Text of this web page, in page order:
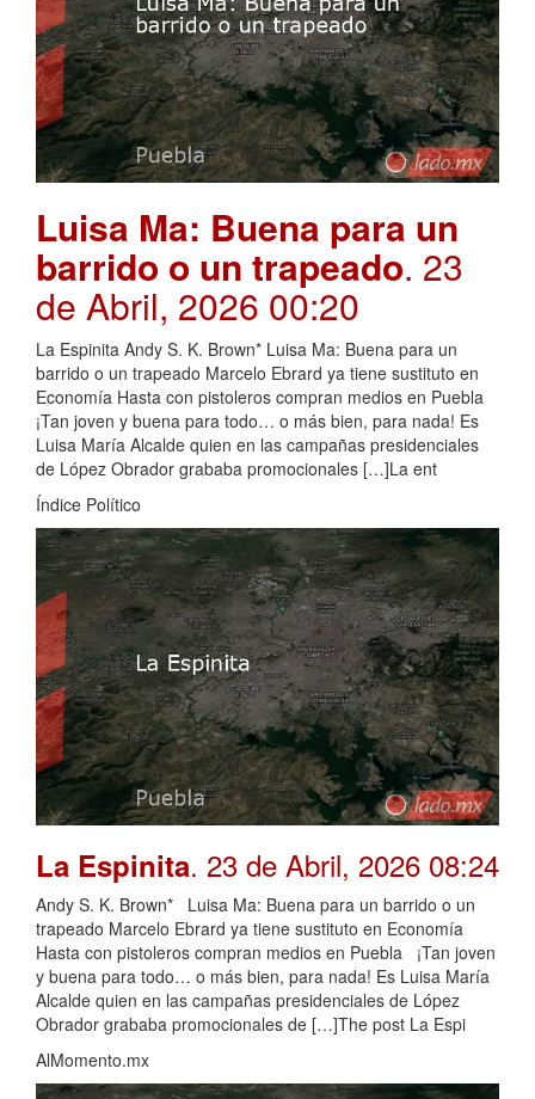
Luisa Ma: Buena para un
barrido o un trapeado. 23
de Abril, 2026 00:20
La Espinita Andy S. K. Brown* Luisa Ma: Buena para un
barrido o un trapeado Marcelo Ebrard ya tiene sustituto en
Economía Hasta con pistoleros compran medios en Puebla
¡Tan joven y buena para todo… o más bien, para nada! Es
Luisa María Alcalde quien en las campañas presidenciales
de López Obrador grababa promocionales […]La ent
Índice Político
La Espinita. 23 de Abril, 2026 08:24
Andy S. K. Brown* Luisa Ma: Buena para un barrido o un
trapeado Marcelo Ebrard ya tiene sustituto en Economía
Hasta con pistoleros compran medios en Puebla ¡Tan joven
y buena para todo… o más bien, para nada! Es Luisa María
Alcalde quien en las campañas presidenciales de López
Obrador grababa promocionales de […]The post La Espi
AlMomento.mx